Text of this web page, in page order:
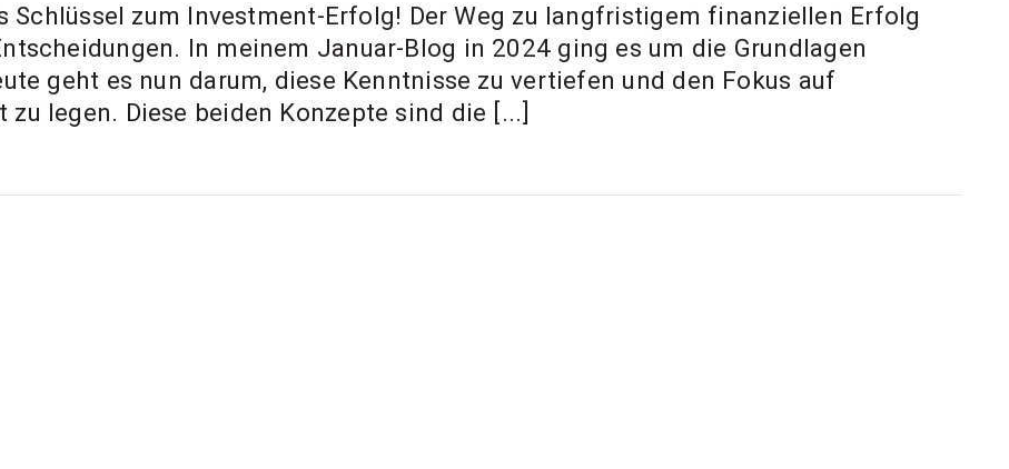
Schlüssel zum Investment-Erfolg! Der Weg zu langfristigem finanziellen Erfolg
In meinem Januar-Blog in 2024 ging es um die Grundlagen
geht es nun darum, diese Kenntnisse zu vertiefen und den Fokus auf
legen. Diese beiden Konzepte sind die [...]